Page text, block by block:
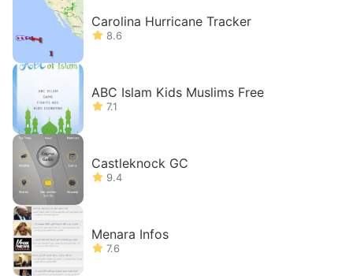
Carolina Hurricane Tracker
8.6
ABC Islam Kids Muslims Free
7.1
Castleknock GC
9.4
Menara Infos
7.6